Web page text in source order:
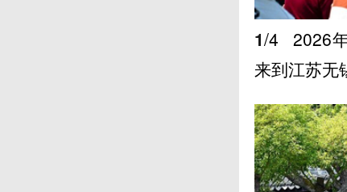
1/4
2026
来到江苏无